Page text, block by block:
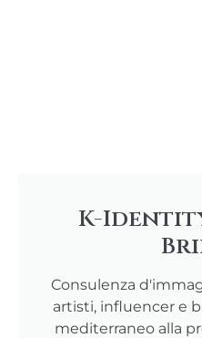
K-
Consulenza
artisti, influencer e
mediterraneo alla